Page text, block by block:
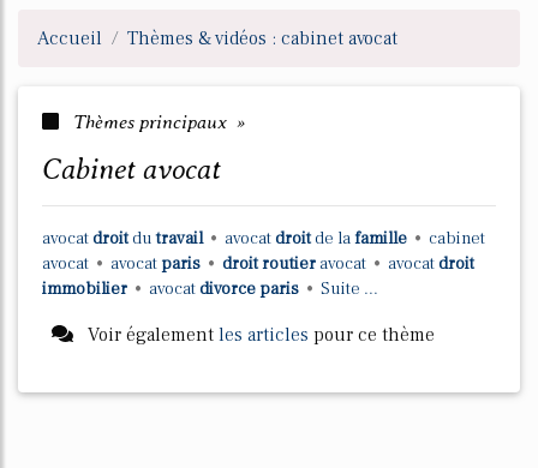
Accueil Thèmes & vidéos : cabinet avocat
Thèmes principaux »
cabinet avocat
avocat droitdutravail • avocat droitde lafamille • cabinet
avocat • avocat paris • droit routier avocat • avocat droit
immobilier • avocat divorce paris • Suite ...
Voir également les articles pour ce thème